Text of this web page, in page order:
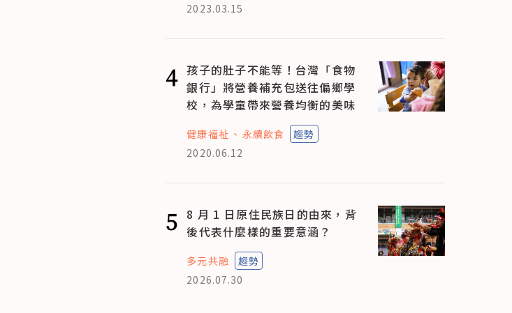
2023.03.15
4 孩子的肚子不能等！台灣「食物
銀行」將營養補充包送往偏鄉學
校，為學童帶來營養均衡的美味
健康福祉 永續飲食
趨勢
2020.06.12
5 8 月 1 日原住民族日的由來，背
後代表什麼樣的重要意涵？
多元共融
趨勢
2026.07.30